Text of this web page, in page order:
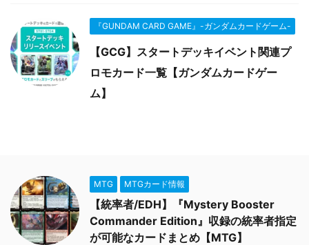
『GUNDAM CARD GAME』-ガンダムカードゲーム-
【GCG】スタートデッキイベント関連プ
ロモカード一覧【ガンダムカードゲー
ム】
MTG MTGカード情報
【統率者/EDH】『Mystery Booster
Commander Edition』収録の統率者指定
が可能なカードまとめ【MTG】